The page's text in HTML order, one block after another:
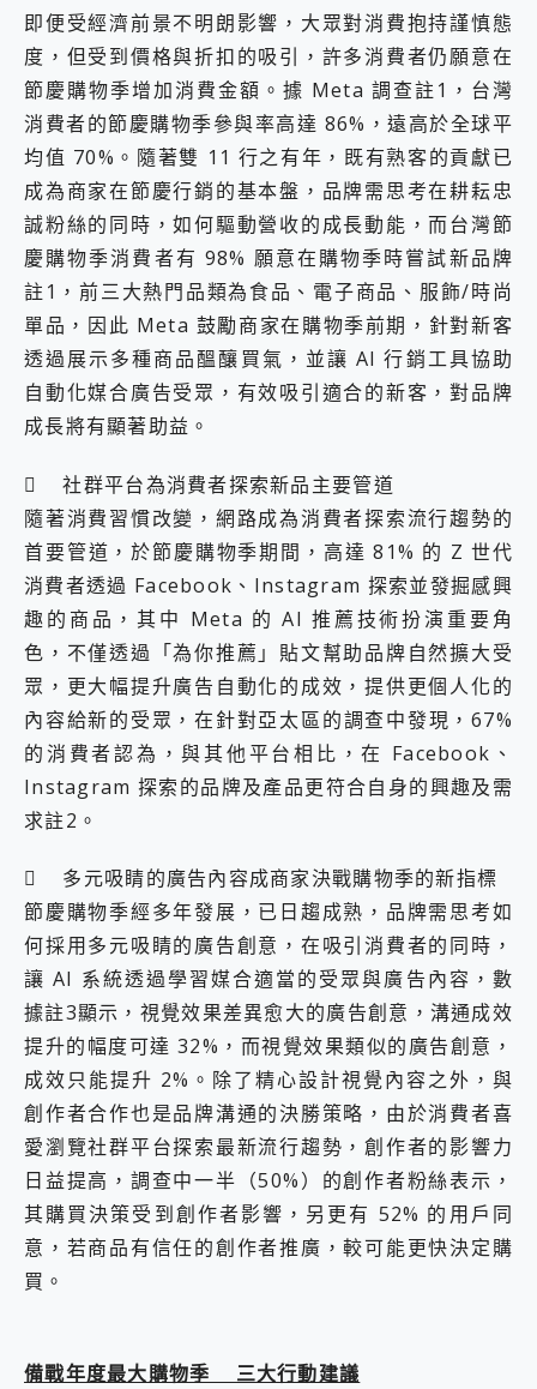
即便受經濟前景不明朗影響，大眾對消費抱持謹慎態
度，但受到價格與折扣的吸引，許多消費者仍願意在
節慶購物季增加消費金額。據 Meta 調查註1，台灣
消費者的節慶購物季參與率高達 86%，遠高於全球平
均值 70%。隨著雙 11 行之有年，既有熟客的貢獻已
成為商家在節慶行銷的基本盤，品牌需思考在耕耘忠
誠粉絲的同時，如何驅動營收的成長動能，而台灣節
慶購物季消費者有 98% 願意在購物季時嘗試新品牌
註1，前三大熱門品類為食品、電子商品、服飾/時尚
單品，因此 Meta 鼓勵商家在購物季前期，針對新客
透過展示多種商品醞釀買氣，並讓 AI 行銷工具協助
自動化媒合廣告受眾，有效吸引適合的新客，對品牌
成長將有顯著助益。
 社群平台為消費者探索新品主要管道
隨著消費習慣改變，網路成為消費者探索流行趨勢的
首要管道，於節慶購物季期間，高達 81% 的 Z 世代
消費者透過 Facebook、Instagram 探索並發掘感興
趣的商品，其中 Meta 的 AI 推薦技術扮演重要角
色，不僅透過「為你推薦」貼文幫助品牌自然擴大受
眾，更大幅提升廣告自動化的成效，提供更個人化的
內容給新的受眾，在針對亞太區的調查中發現，67%
的消費者認為，與其他平台相比，在 Facebook、
Instagram 探索的品牌及產品更符合自身的興趣及需
求註2。
 多元吸睛的廣告內容成商家決戰購物季的新指標
節慶購物季經多年發展，已日趨成熟，品牌需思考如
何採用多元吸睛的廣告創意，在吸引消費者的同時，
讓 AI 系統透過學習媒合適當的受眾與廣告內容，數
據註3顯示，視覺效果差異愈大的廣告創意，溝通成效
提升的幅度可達 32%，而視覺效果類似的廣告創意，
成效只能提升 2%。除了精心設計視覺內容之外，與
創作者合作也是品牌溝通的決勝策略，由於消費者喜
愛瀏覽社群平台探索最新流行趨勢，創作者的影響力
日益提高，調查中一半（50%）的創作者粉絲表示，
其購買決策受到創作者影響，另更有 52% 的用戶同
意，若商品有信任的創作者推廣，較可能更快決定購
買。
備戰年度最大購物季 三大行動建議